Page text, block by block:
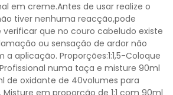
em creme.Antes de usar realize o
tiver nenhuma reacção,pode
verificar que no couro cabeludo existe
ou sensação de ardor não
aplicação. Proporções:1:1,5-Coloque
numa taça e misture 90ml
de oxidante de 40volumes para